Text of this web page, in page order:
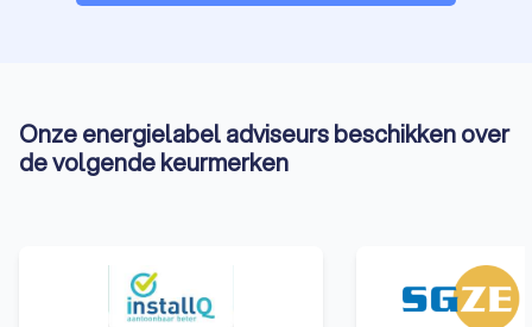
Onze energielabel adviseurs beschikken over
de volgende keurmerken